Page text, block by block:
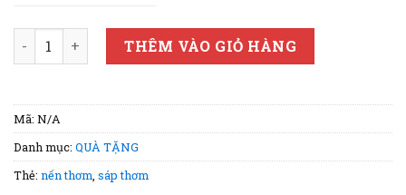
Nến thơm hoa mai 6 cánh cùng lọ nấm số lượng
THÊM VÀO GIỎ HÀNG
Mã: N/A
Danh mục: QUÀ TẶNG
Thẻ: nến thơm, sáp thơm